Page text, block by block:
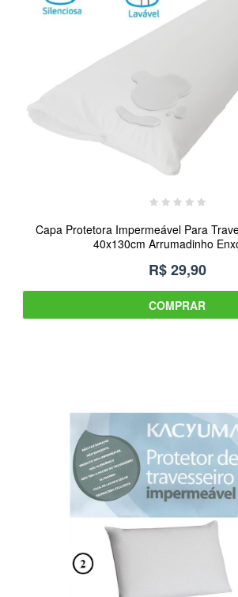
Capa Protetora Impermeável Para
40x130cm Arrumadinho
R$ 29,90
COMPRAR